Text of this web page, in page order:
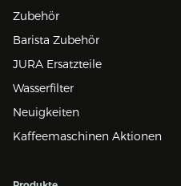
Zubehör
Barista Zubehör
JURA Ersatzteile
Wasserfilter
Neuigkeiten
Kaffeemaschinen Aktionen